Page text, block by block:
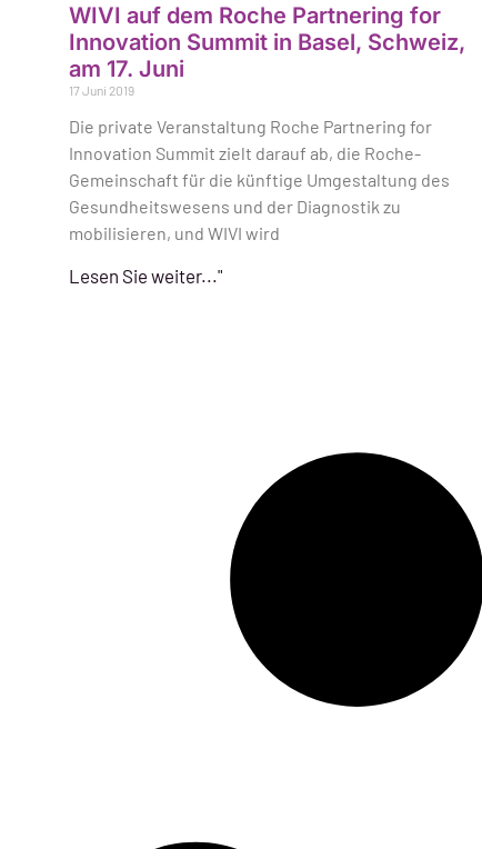
WIVI auf dem Roche Partnering for
Innovation Summit in Basel, Schweiz,
am 17. Juni
17 Juni 2019
Die private Veranstaltung Roche Partnering for
Innovation Summit zielt darauf ab, die Roche-
Gemeinschaft für die künftige Umgestaltung des
Gesundheitswesens und der Diagnostik zu
mobilisieren, und WIVI wird
Lesen Sie weiter..."